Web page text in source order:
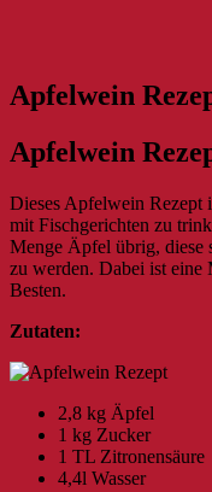
Apfelwein
Apfelwein
Dieses Apfelwein Rezept
mit Fischgerichten zu
Menge Äpfel übrig, diese
zu werden. Dabei ist eine
Besten.
Zutaten:
2,8 kg Äpfel
1 kg Zucker
1 TL Zitronensäure
4,4l Wasser